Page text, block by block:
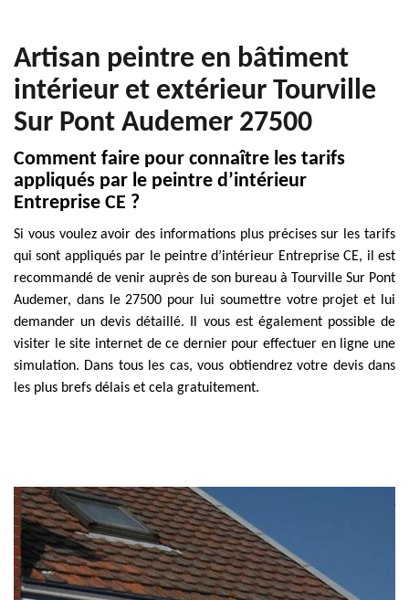
Artisan peintre en bâtiment
intérieur et extérieur Tourville
Sur Pont Audemer 27500
Comment faire pour connaître les tarifs
appliqués par le peintre d’intérieur
Entreprise CE ?
Si vous voulez avoir des informations plus précises sur les tarifs
qui sont appliqués par le peintre d’intérieur Entreprise CE, il est
recommandé de venir auprès de son bureau à Tourville Sur Pont
Audemer, dans le 27500 pour lui soumettre votre projet et lui
demander un devis détaillé. Il vous est également possible de
visiter le site internet de ce dernier pour effectuer en ligne une
simulation. Dans tous les cas, vous obtiendrez votre devis dans
les plus brefs délais et cela gratuitement.